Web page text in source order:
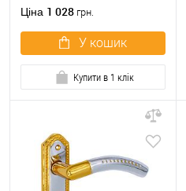
Ціна 1 028 грн.
У кошик
Купити в 1 клік